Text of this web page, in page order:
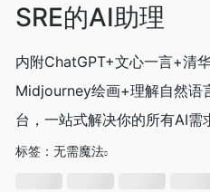
SRE的AI助理
内附ChatGPT+文心一言+清
Midjourney绘画+理解自然语
台，一站式解决你的所有AI需
标签： 无需魔法